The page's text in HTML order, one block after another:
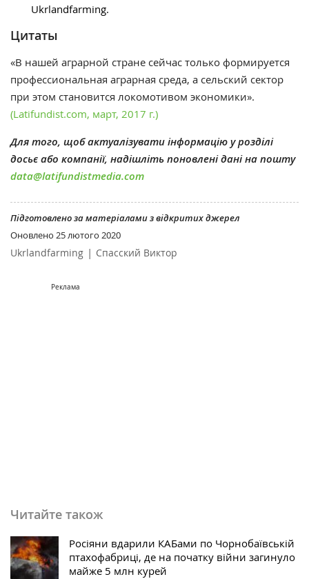
Ukrlandfarming.
Цитаты
«В нашей аграрной стране сейчас только формируется
профессиональная аграрная среда, а сельский сектор
при этом становится локомотивом экономики».
(Latifundist.com, март, 2017 г.)
Для того, щоб актуалізувати інформацію у розділі
досьє або компанії, надішліть поновлені дані на пошту
data@latifundistmedia.com
Підготовлено за матеріалами з відкритих джерел
Оновлено 25 лютого 2020
Ukrlandfarming | Спасский Виктор
Реклама
Читайте також
Росіяни вдарили КАБами по Чорнобаївській
птахофабриці, де на початку війни загинуло
майже 5 млн курей